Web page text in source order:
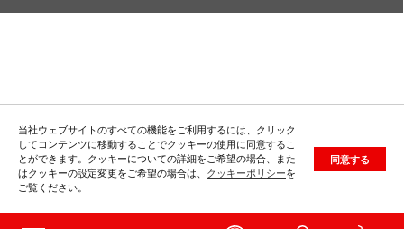
当社ウェブサイトのすべての機能をご利用するには、クリック
してコンテンツに移動することでクッキーの使用に同意するこ
とができます。クッキーについての詳細をご希望の場合、また
はクッキーの設定変更をご希望の場合は、 クッキーポリシーを
ご覧ください。
同意する